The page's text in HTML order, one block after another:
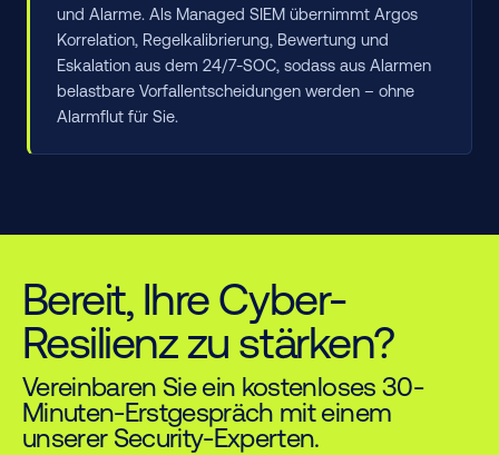
und Alarme. Als Managed SIEM übernimmt Argos
Korrelation, Regelkalibrierung, Bewertung und
Eskalation aus dem 24/7-SOC, sodass aus Alarmen
belastbare Vorfallentscheidungen werden – ohne
Alarmflut für Sie.
Bereit, Ihre Cyber-
Resilienz zu stärken?
Vereinbaren Sie ein kostenloses 30-
Minuten-Erstgespräch mit einem
unserer Security-Experten.